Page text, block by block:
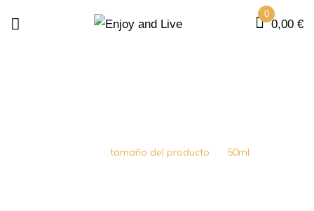
0
0,00 €
tamaño del producto 50ml